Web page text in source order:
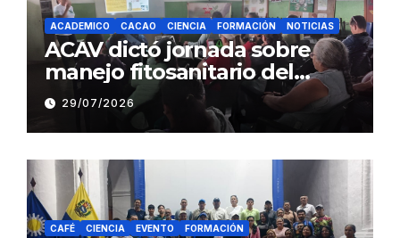
ACADEMICO CACAO CIENCIA FORMACIÓN NOTICIAS
ACAV dictó jornada sobre
manejo fitosanitario del
cacao a productores del
estado Barinas
29/07/2026
CAFÉ CIENCIA EVENTO FORMACIÓN